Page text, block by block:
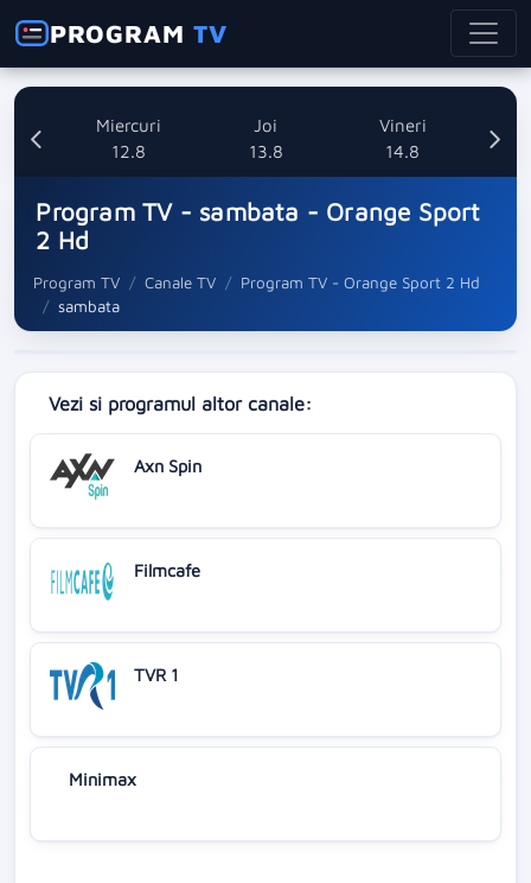
PROGRAMTV
Miercuri
12.8
Joi
13.8
Vineri
14.8
Program TV - sambata - Orange Sport
2 Hd
Program TV Canale TV
Program TV - Orange Sport 2 Hd
sambata
Vezi si programul altor canale:
Axn Spin
Filmcafe
TVR 1
Minimax